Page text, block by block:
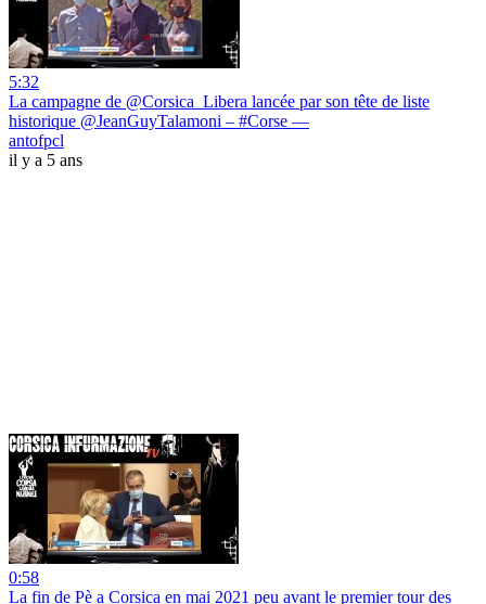
5:32
La campagne de @Corsica_Libera lancée par son tête de liste
historique @JeanGuyTalamoni – #Corse —
antofpcl
il y a 5 ans
0:58
La fin de Pè a Corsica en mai 2021 peu avant le premier tour des